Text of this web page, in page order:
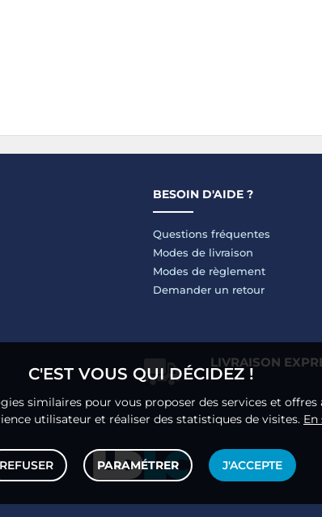
BESOIN D'AIDE ?
Questions fréquentes
Modes de livraison
Modes de règlement
Demander un retour
LIVRAISON
C'EST VOUS QUI DÉCIDEZ !
similaires pour vous proposer des services et
utilisateur et réaliser des statistiques de visites. En
REFUSER PARAMÉTRER J'ACCEPTE